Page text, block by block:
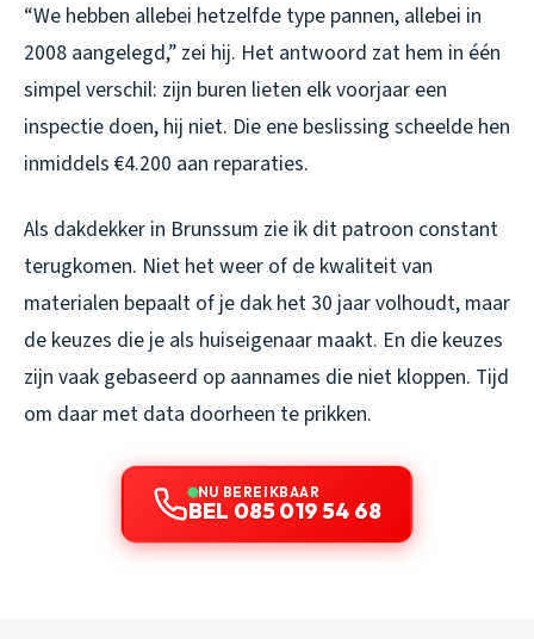
“We hebben allebei hetzelfde type pannen, allebei in
2008 aangelegd,” zei hij. Het antwoord zat hem in één
simpel verschil: zijn buren lieten elk voorjaar een
inspectie doen, hij niet. Die ene beslissing scheelde hen
inmiddels €4.200 aan reparaties.
Als dakdekker in Brunssum zie ik dit patroon constant
terugkomen. Niet het weer of de kwaliteit van
materialen bepaalt of je dak het 30 jaar volhoudt, maar
de keuzes die je als huiseigenaar maakt. En die keuzes
zijn vaak gebaseerd op aannames die niet kloppen. Tijd
om daar met data doorheen te prikken.
NU BEREIKBAAR
BEL 085 019 54 68